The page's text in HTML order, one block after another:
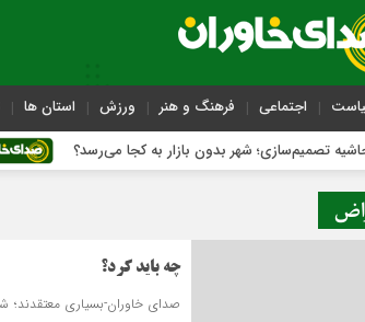
اجتماعی فرهنگ و هنر ورزش استان ها
شهر بدون بازار به کجا می‌رسد؟
چه باید کرد؟
صدای خاوران-بسیاری معتقدند؛